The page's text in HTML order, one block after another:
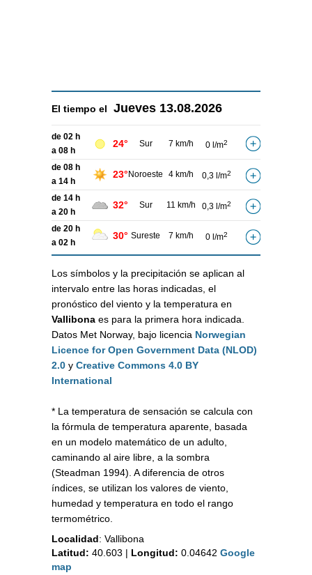
El tiempo el Jueves 13.08.2026
de 02 h
a 08 h
24° Sur 7 km/h 0 l/m2
de 08 h
a 14 h
23° Noroeste 4 km/h 0,3 l/m2
de 14 h
a 20 h
32° Sur 11 km/h 0,3 l/m2
de 20 h
a 02 h
30° Sureste 7 km/h 0 l/m2
Los símbolos y la precipitación se aplican al
intervalo entre las horas indicadas, el
pronóstico del viento y la temperatura en
Vallibona es para la primera hora indicada.
Datos Met Norway, bajo licencia Norwegian
Licence for Open Government Data (NLOD)
2.0 y Creative Commons 4.0 BY
International
* La temperatura de sensación se calcula con
la fórmula de temperatura aparente, basada
en un modelo matemático de un adulto,
caminando al aire libre, a la sombra
(Steadman 1994). A diferencia de otros
índices, se utilizan los valores de viento,
humedad y temperatura en todo el rango
termométrico.
Localidad: Vallibona
Latitud: 40.603 | Longitud: 0.04642 Google
map